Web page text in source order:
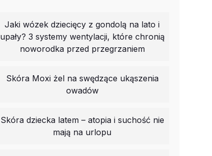
Jaki wózek dziecięcy z gondolą na lato i
upały? 3 systemy wentylacji, które chronią
noworodka przed przegrzaniem
Skóra Moxi żel na swędzące ukąszenia
owadów
Skóra dziecka latem – atopia i suchość nie
mają na urlopu